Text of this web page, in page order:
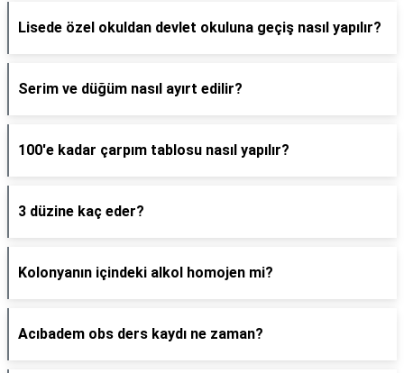
Lisede özel okuldan devlet okuluna geçiş nasıl yapılır?
Serim ve düğüm nasıl ayırt edilir?
100'e kadar çarpım tablosu nasıl yapılır?
3 düzine kaç eder?
Kolonyanın içindeki alkol homojen mi?
Acıbadem obs ders kaydı ne zaman?